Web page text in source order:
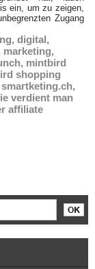
ein, um zu zeigen,
Zugang
, digital,
marketing,
, mintbird
shopping
smartketing.ch,
verdient man
affiliate